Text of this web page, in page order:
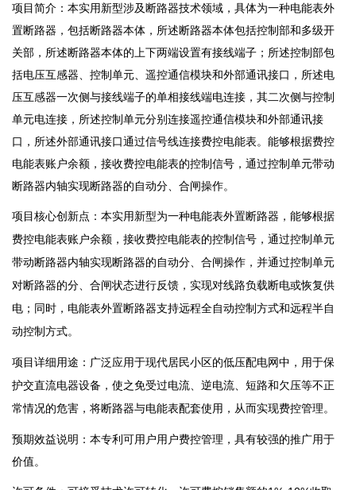
项目简介：本实用新型涉及断路器技术领域，具体为一种电能表外
置断路器，包括断路器本体，所述断路器本体包括控制部和多级开
关部，所述断路器本体的上下两端设置有接线端子；所述控制部包
括电压互感器、控制单元、遥控通信模块和外部通讯接口，所述电
压互感器一次侧与接线端子的单相接线端电连接，其二次侧与控制
单元电连接，所述控制单元分别连接遥控通信模块和外部通讯接
口，所述外部通讯接口通过信号线连接费控电能表。能够根据费控
电能表账户余额，接收费控电能表的控制信号，通过控制单元带动
断路器内轴实现断路器的自动分、合闸操作。
项目核心创新点： 本实用新型为一种电能表外置断路器，能够根据
费控电能表账户余额，接收费控电能表的控制信号，通过控制单元
带动断路器内轴实现断路器的自动分、 合闸操作，并通过控制单元
对断路器的分、 合闸状态进行反馈，实现对线路负载断电或恢复供
电；同时，电能表外置断路器支持远程全自动控制方式和远程半自
动控制方式。
项目详细用途： 广泛应用于现代居民小 区的低压配电网中，用于保
护交直流电器设备，使之免受过电流、 逆电流、 短路和欠压等不正
常情况的危害，将断路器与电能表配套使用，从而实现费控管理。
预期效益说明：本专利可用户用户费控管理，具有较强的推广用于
价值。